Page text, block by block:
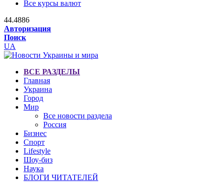
Все курсы валют
44.4886
Авторизация
Поиск
UA
ВСЕ РАЗДЕЛЫ
Главная
Украина
Город
Мир
Все новости раздела
Россия
Бизнес
Спорт
Lifestyle
Шоу-биз
Наука
БЛОГИ ЧИТАТЕЛЕЙ